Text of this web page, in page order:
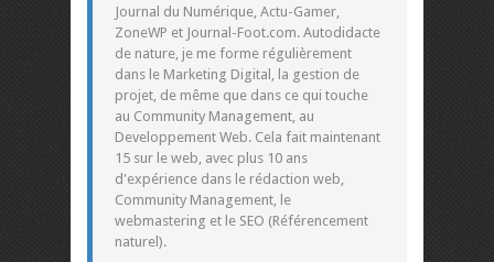
Journal du Numérique, Actu-Gamer,
ZoneWP et Journal-Foot.com. Autodidacte
de nature, je me forme régulièrement
dans le Marketing Digital, la gestion de
projet, de même que dans ce qui touche
au Community Management, au
Developpement Web. Cela fait maintenant
15 sur le web, avec plus 10 ans
d'expérience dans le rédaction web,
Community Management, le
webmastering et le SEO (Référencement
naturel).